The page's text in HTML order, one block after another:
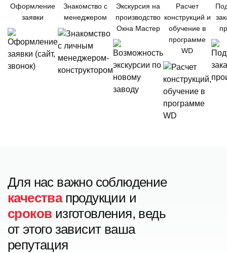
Оформление
заявки
Знакомство с
менеджером
Экскурсия на
производство
Окна Мастер
Расчет
конструкций и
обучение в
программе
WD
Для нас важно соблюдение
качествапродукции и
сроков изготовления, ведь
от этого зависит ваша
репутация